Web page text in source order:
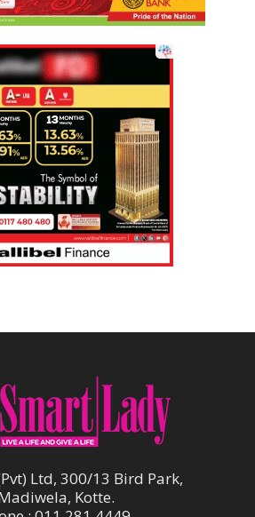
Ltd, 300/13 Bird Park,
Kotte.